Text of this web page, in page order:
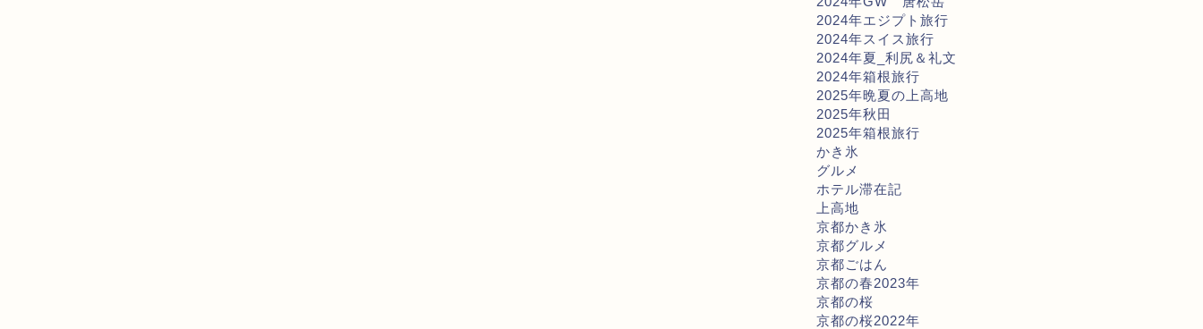
2024年エジプト旅行
2024年スイス旅行
2024年夏_利尻＆礼文
2024年箱根旅行
2025年晩夏の上高地
2025年秋田
2025年箱根旅行
かき氷
グルメ
ホテル滞在記
上高地
京都かき氷
京都グルメ
京都ごはん
京都の春2023年
京都の桜
京都の桜2022年